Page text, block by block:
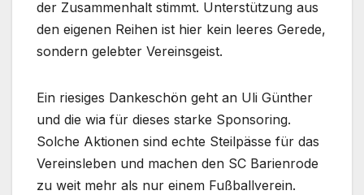
der Zusammenhalt stimmt. Unterstützung aus
den eigenen Reihen ist hier kein leeres Gerede,
sondern gelebter Vereinsgeist.
Ein riesiges Dankeschön geht an Uli Günther
und die wia für dieses starke Sponsoring.
Solche Aktionen sind echte Steilpässe für das
Vereinsleben und machen den SC Barienrode
zu weit mehr als nur einem Fußballverein.